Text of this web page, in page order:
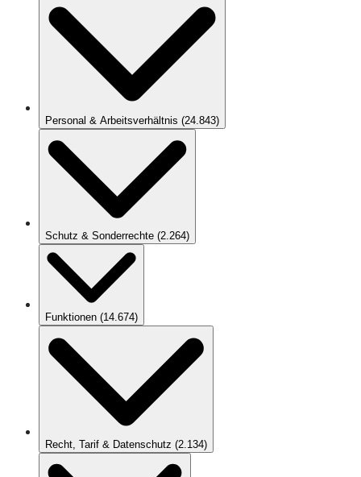
Personal & Arbeitsverhältnis (24.843)
Schutz & Sonderrechte (2.264)
Funktionen (14.674)
Recht, Tarif & Datenschutz (2.134)